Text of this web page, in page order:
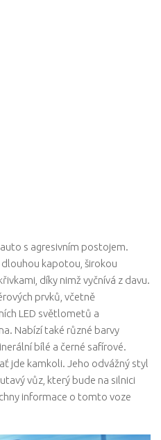
s agresivním postojem.
dlouhou kapotou, širokou
díky nimž vyčnívá z davu.
prvků, včetně
LED světlometů a
Nabízí také různé barvy
bílé a černé safírové.
jde kamkoli. Jeho odvážný styl
vůz, který bude na silnici
informace o tomto voze